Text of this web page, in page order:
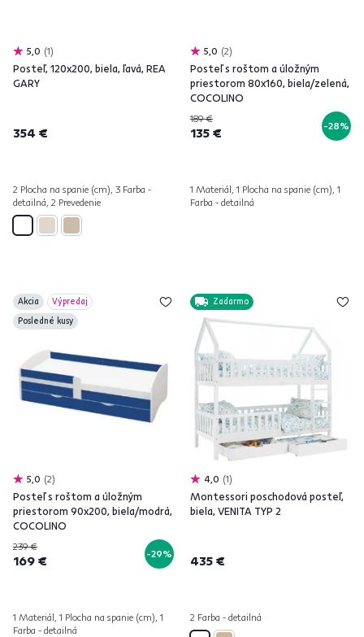
5,0 1
Posteľ, 120x200, biela, ľavá, REA
GARY
354 €
2 Plocha na spanie (cm), 3 Farba -
detailná, 2 Prevedenie
5,0 2
Posteľ s roštom a úložným
priestorom 80x160, biela/zelená,
COCOLINO
189 €
135 € -28%
1 Materiál, 1 Plocha na spanie (cm), 1
Farba - detailná
Akcia
Výpredaj
Posledné kusy
5,0 2
Posteľ s roštom a úložným
priestorom 90x200, biela/modrá,
COCOLINO
239 €
169 € -29%
1 Materiál, 1 Plocha na spanie (cm), 1
Farba - detailná
Zadarmo
4,0 1
Montessori poschodová posteľ,
biela, VENITA TYP 2
435 €
2 Farba - detailná